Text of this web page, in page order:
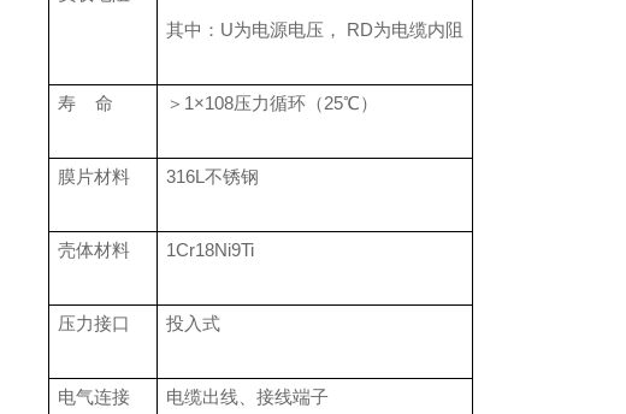
其中：U为电源电压， RD为电缆内阻
寿 命 ＞1×108压力循环（25℃）
膜片材料 316L不锈钢
壳体材料 1Cr18Ni9Ti
压力接口 投入式
电气连接 电缆出线、接线端子